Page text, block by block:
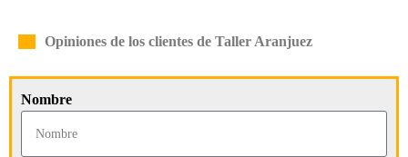
Opiniones de los clientes de Taller Aranjuez
Nombre